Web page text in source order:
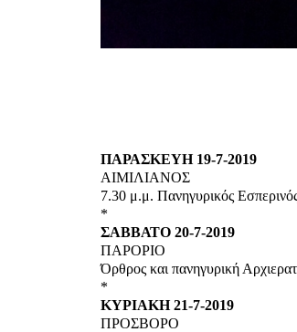
ΠΑΡΑΣΚΕΥΗ 19-7-2019
ΑΙΜΙΛΙΑΝΟΣ
7.30 μ.μ. Πανηγυρικός
*
ΣΑΒΒΑΤΟ 20-7-2019
ΠΑΡΟΡΙΟ
Όρθρος και πανηγυρική
*
ΚΥΡΙΑΚΗ 21-7-2019
ΠΡΟΣΒΟΡΟ